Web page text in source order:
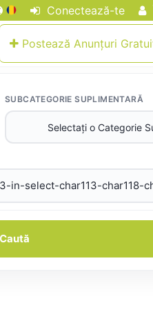
Conectează-te
Postează Anunțuri
SUBCATEGORIE SUPLIMENTARĂ
Caută